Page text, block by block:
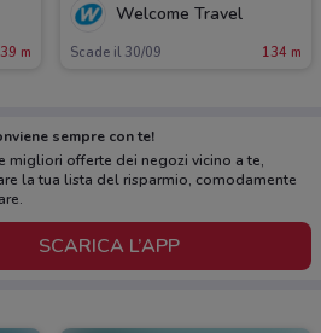
39 m
Welcome Travel
Scade il 30/09 134 m
sempre con te!
migliori offerte dei negozi vicino a te,
la tua lista del risparmio, comodamente
SCARICA L’APP